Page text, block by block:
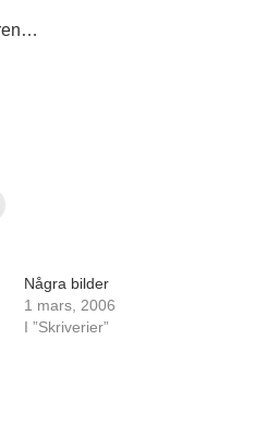
Några bilder
1 mars, 2006
I ”Skriverier”